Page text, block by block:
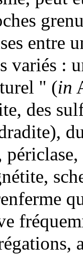
entre
variés :
" (in
des
),
,